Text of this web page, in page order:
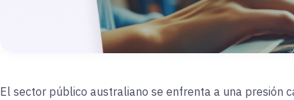
El sector público australiano se enfrenta a una presión